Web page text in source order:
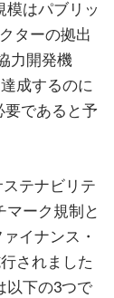
模はパブリッ
ターの拠出
力開発機
成するのに
要であると予
テナビリテ
マーク規制と
イナンス・
されました
以下の3つで